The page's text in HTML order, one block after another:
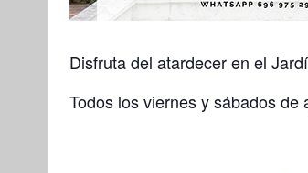
Disfruta del atardecer en el
Todos los viernes y sábados